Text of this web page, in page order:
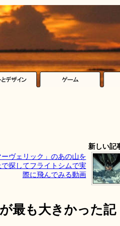
新しい記
ーヴェリック」のあの山を
探してフライトシムで実
際に飛んでみる動画
最も大きかった記